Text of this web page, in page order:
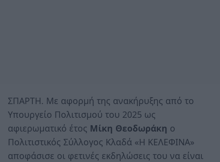
ΣΠΑΡΤΗ. Με αφορμή της ανακήρυξης από το
Υπουργείο Πολιτισμού του 2025 ως
αφιερωματικό έτος Μίκη Θεοδωράκη ο
Πολιτιστικός Σύλλογος Κλαδά «Η ΚΕΛΕΦΙΝΑ»
αποφάσισε οι φετινές εκδηλώσεις του να είναι